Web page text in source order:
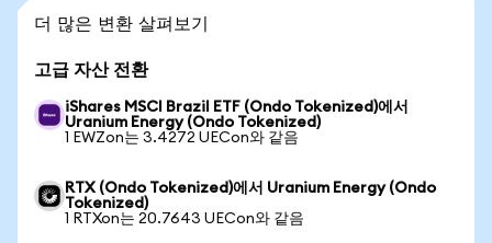
더 많은 변환 살펴보기
고급 자산 전환
iShares MSCI Brazil ETF (Ondo Tokenized)에서
Uranium Energy (Ondo Tokenized)
1 EWZon는 3.4272 UECon와 같음
RTX (Ondo Tokenized)에서 Uranium Energy (Ondo
Tokenized)
1 RTXon는 20.7643 UECon와 같음